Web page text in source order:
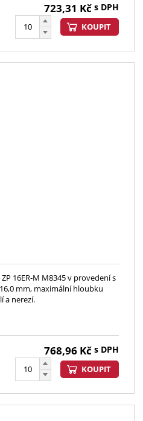
723,31 Kč s DPH
KOUPIT
16ER-M M8345 v provedení s
mm, maximální hloubku
a nerezí.
768,96 Kč s DPH
KOUPIT